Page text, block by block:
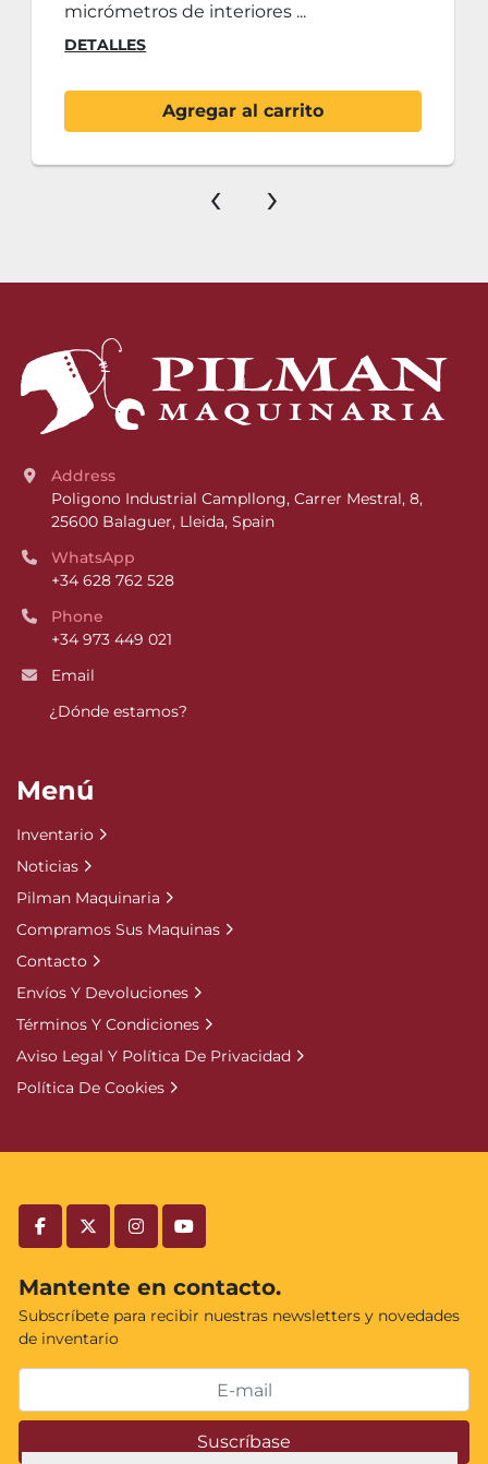
micrómetros de interiores ...
DETALLES
Agregar al carrito
‹ ›
facebooktwitterinstagramyoutube
Mantente en contacto.
Subscríbete para recibir nuestras newsletters y novedades
de inventario
Suscríbase
Address
Poligono Industrial Campllong, Carrer Mestral, 8,
25600 Balaguer, Lleida, Spain
WhatsApp
+34 628 762 528
Phone
+34 973 449 021
Email
¿Dónde estamos?
Menú
Inventario
Noticias
Pilman Maquinaria
Compramos Sus Maquinas
Contacto
Envíos Y Devoluciones
Términos Y Condiciones
Aviso Legal Y Política De Privacidad
Política De Cookies